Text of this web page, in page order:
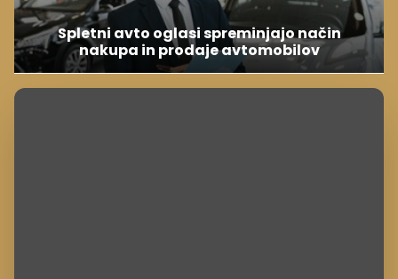
Spletni avto oglasi spreminjajo način
nakupa in prodaje avtomobilov